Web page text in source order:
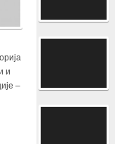
и
–